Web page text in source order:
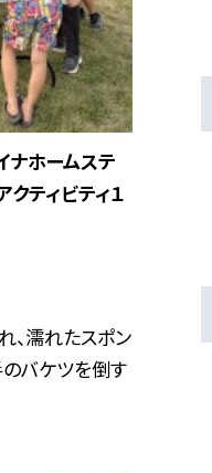
ナホームステ
ティビティ１
、濡れたスポン
バケツを倒す